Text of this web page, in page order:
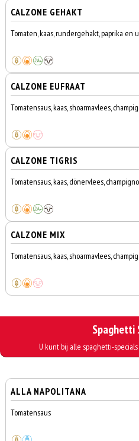
CALZONE GEHAKT
Tomaten, kaas, rundergehakt, paprika en
CALZONE EUFRAAT
Tomatensaus, kaas, shoarmavlees,
CALZONE TIGRIS
Tomatensaus, kaas, dönervlees,
CALZONE MIX
Tomatensaus, kaas, shoarmavlees,
Spaghetti
U kunt bij alle spaghetti-
ALLA NAPOLITANA
Tomatensaus